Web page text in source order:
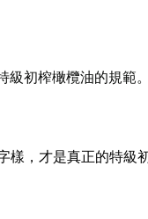
級初榨橄欖油的規範。
樣， 才是真正的特級